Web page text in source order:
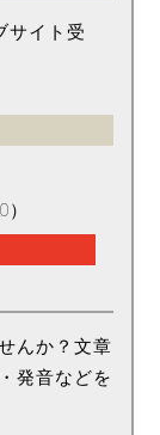
サイト受
んか？文章
発音などを